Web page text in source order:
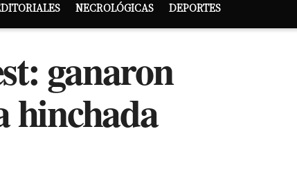
NECROLÓGICAS DEPORTES
ganaron
hinchada